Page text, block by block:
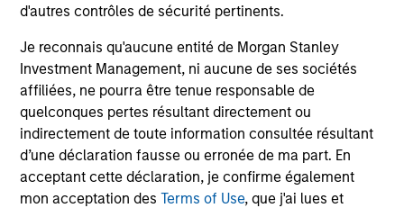
d'autres contrôles de sécurité pertinents.
Je reconnais qu'aucune entité de Morgan Stanley
Investment Management, ni aucune de ses sociétés
affiliées, ne pourra être tenue responsable de
quelconques pertes résultant directement ou
indirectement de toute information consultée résultant
d’une déclaration fausse ou erronée de ma part. En
acceptant cette déclaration, je confirme également
mon acceptation desTerms of Use, que j'ai lues et
generation.
Global Quality Select Strategy
Invests in 25-50 high quality global
businesses, characterized by hard-to-
replicate intangible assets, high returns on
operating capital employed and strong free